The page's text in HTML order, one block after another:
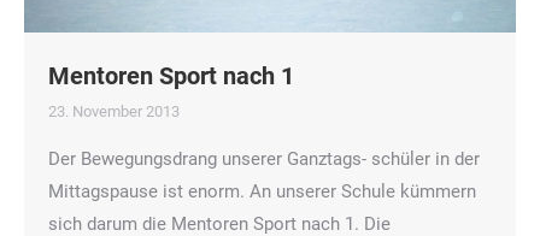
Mentoren Sport nach 1
23. November 2013
Der Bewegungsdrang unserer Ganztags- schüler in der
Mittagspause ist enorm. An unserer Schule kümmern
sich darum die Mentoren Sport nach 1. Die